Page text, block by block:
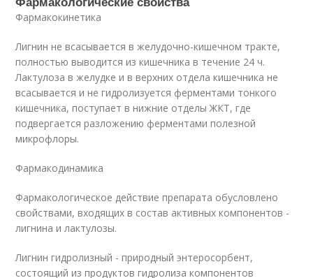
Фармакокинетика
Лигнин не всасывается в желудочно-кишечном тракте,
полностью выводится из кишечника в течение 24 ч.
Лактулоза в желудке и в верхних отдела кишечника не
всасывается и не гидролизуется ферментами тонкого
кишечника, поступает в нижние отделы ЖКТ, где
подвергается разложению ферментами полезной
микрофлоры.
Фармакодинамика
Фармакологическое действие препарата обусловлено
свойствами, входящих в состав активных компонентов -
лигнина и лактулозы.
Лигнин гидролизный - природный энтеросорбент,
состоящий из продуктов гидролиза компонентов